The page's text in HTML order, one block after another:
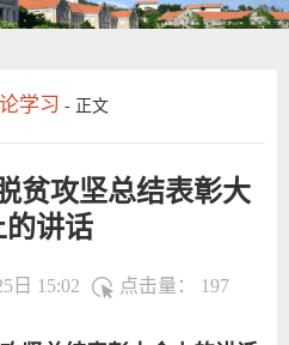
学习 - 正文
贫攻坚总结表彰大
的讲话
日 15:02 点击量： 197